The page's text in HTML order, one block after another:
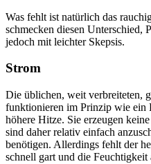
Was fehlt ist natürlich das
schmecken diesen Unterschied,
jedoch mit leichter Skepsis.
Strom
Die üblichen, weit verbreiteten,
funktionieren im Prinzip wie ein
höhere Hitze. Sie erzeugen
sind daher relativ einfach
benötigen. Allerdings fehlt der
schnell gart und die Feuchtigkeit